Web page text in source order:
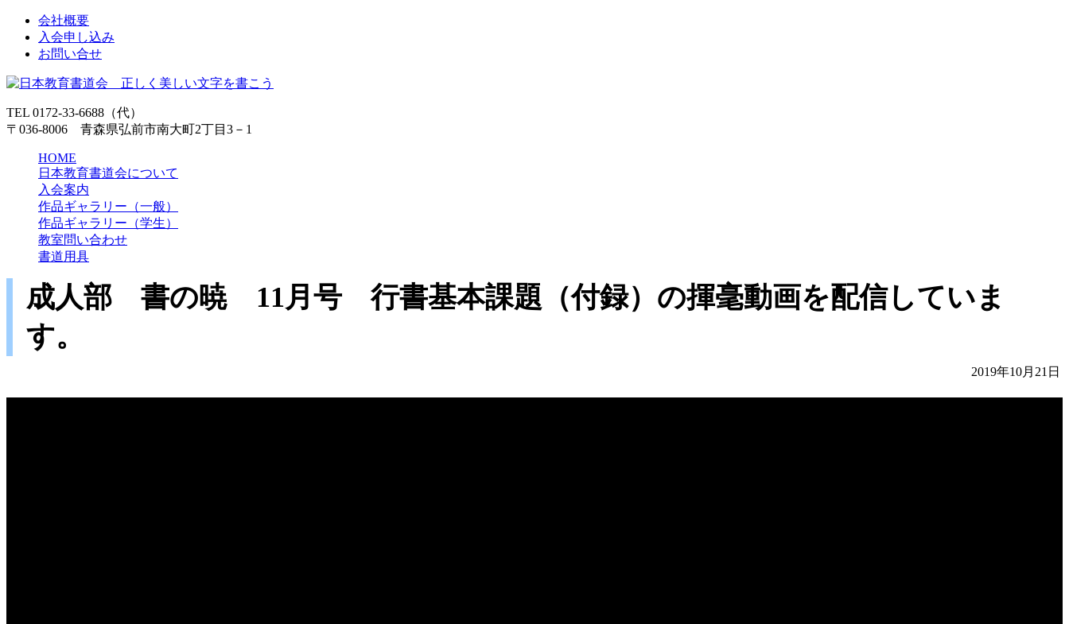
会社概要
入会申し込み
お問い合せ
TEL 0172-33-6688（代）
〒036-8006 青森県弘前市南大町2丁目3－1
HOME
日本教育書道会について
入会案内
作品ギャラリー（一般）
作品ギャラリー（学生）
教室問い合わせ
書道用具
成人部 書の暁 11月号 行書基本課題（付録）の揮毫動画を配信していま
す。
2019年10月21日